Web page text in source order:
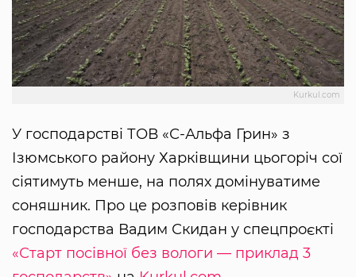
Kurkul.com
У господарстві ТОВ «С-Альфа Грин» з
Ізюмського району Харківщини цьогоріч сої
сіятимуть менше, на полях домінуватиме
соняшник. Про це розповів керівник
господарства Вадим Скидан у спецпроєкті
«Старт посівної без вологи — приклад 3